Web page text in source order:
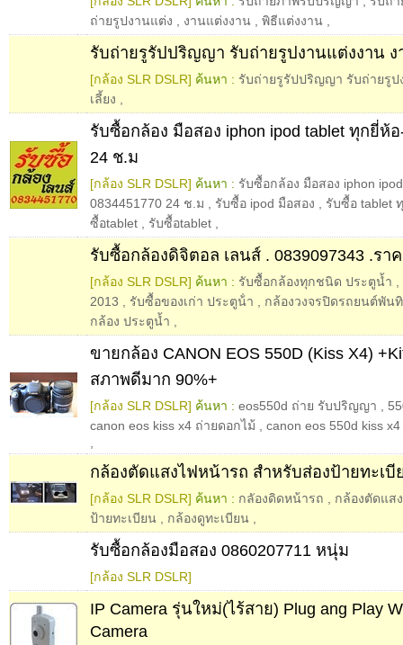
ถ่ายรูปงานแต่ง
งานแต่งงาน พิธีแต่งงาน
รับถ่ายรูรัปปริญญา รับถ่ายรูปงานแต่งงาน ง
[กล้อง SLR DSLR] ค้นหา : รับถ่ายรูรัปปริญญา รับถ่ายรูป
เลี้ยง
รับซื้อกล้อง มือสอง iphon ipod tablet ทุกยี่ห้อ
24 ช.ม
[กล้อง SLR DSLR] ค้นหา : รับซื้อกล้อง มือสอง iphon
0834451770 24 ช.ม
รับซื้อ ipod มือสอง
รับซื้อ tablet
ซื้อtablet
รับซื้อtablet
รับซื้อกล้องดิจิตอล เลนส์ . 0839097343 .รา
[กล้อง SLR DSLR] ค้นหา : รับซื้อกล้องทุกชนิด ประตูน้ำ
2013
รับซื้อของเก่า ประตูน้ํา
กล้องวงจรปิดรถยนต์พัน
กล้อง ประตูน้ำ
ขายกล้อง CANON EOS 550D (Kiss X4)
สภาพดีมาก 90%+
[กล้อง SLR DSLR] ค้นหา : eos550d ถ่าย รับปริญญา
canon eos kiss x4 ถ่ายดอกไม้
canon eos 550d kiss
กล้องตัดแสงไฟหน้ารถ สำหรับส่องป้ายทะเบี
[กล้อง SLR DSLR] ค้นหา : กลัองดิดหน้ารถ
กล้องตัดแสง
ป้ายทะเบียน
กล้องดูทะเบียน
รับซื้อกล้องมือสอง 0860207711 หนุ่ม
[กล้อง SLR DSLR]
IP Camera รุ่นใหม่(ไร้สาย) Plug ang Play
Camera